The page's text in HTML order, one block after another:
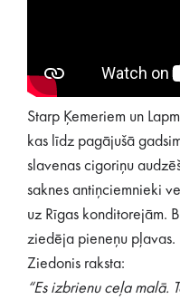
Starp Ķemeriem un
kas līdz pagājušā
slavenas cigoriņu
saknes antiņciemnieki
uz Rīgas konditorejām.
ziedēja pieneņu pļavas.
Ziedonis raksta:
“Es izbrienu ceļa malā.